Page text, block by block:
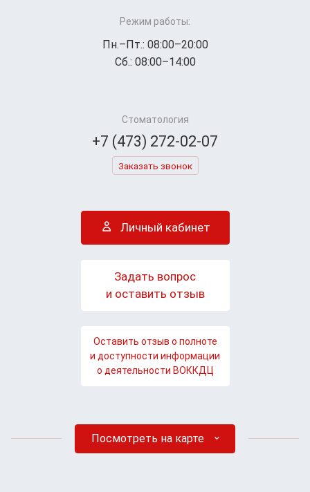
Режим работы:
Пн.–Пт.: 08:00–20:00
Сб.: 08:00–14:00
Стоматология
+7 (473) 272-02-07
Заказать звонок
Личный кабинет
Задать вопрос
и оставить отзыв
Оставить отзыв о полноте
и доступности информации
о деятельности ВОККДЦ
Посмотреть на карте